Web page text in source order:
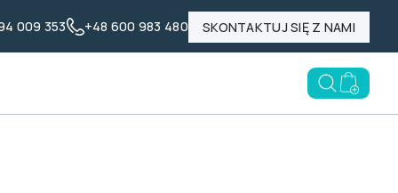
009 353 +48 600 983 480 SKONTAKTUJ SIĘ Z NAMI
OpenGo to